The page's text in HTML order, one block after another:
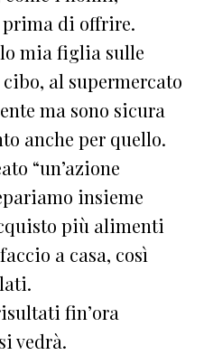
di offrire.
mia figlia sulle
al supermercato
ma sono sicura
anche per quello.
“un’azione
insieme
più alimenti
a casa, così
fin’ora
vedrà.